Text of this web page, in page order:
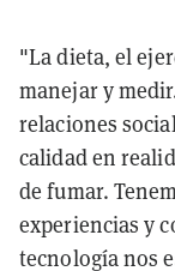
"La dieta, el
manejar y
relaciones
calidad en
de fumar.
experiencias y
tecnología nos